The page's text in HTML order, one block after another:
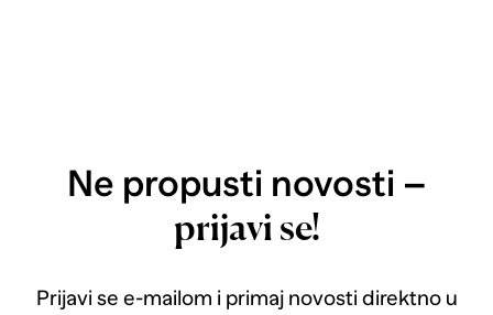
Ne propusti novosti –
prijavi se!
Prijavi se e-mailom i primaj novosti direktno u